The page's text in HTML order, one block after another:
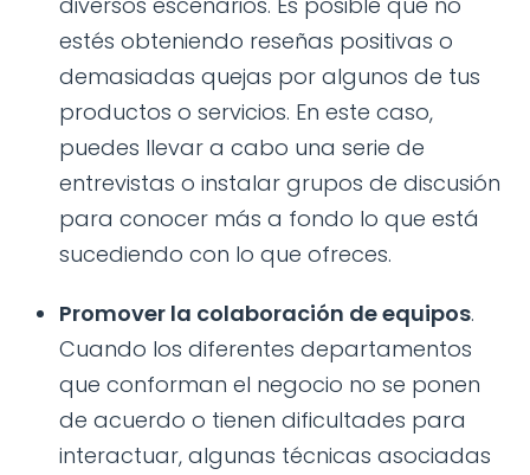
estés obteniendo reseñas positivas o
demasiadas quejas por algunos de tus
productos o servicios. En este caso,
puedes llevar a cabo una serie de
entrevistas o instalar grupos de discusión
para conocer más a fondo lo que está
sucediendo con lo que ofreces.
Promover la colaboración de equipos.
Cuando los diferentes departamentos
que conforman el negocio no se ponen
de acuerdo o tienen dificultades para
interactuar, algunas técnicas asociadas